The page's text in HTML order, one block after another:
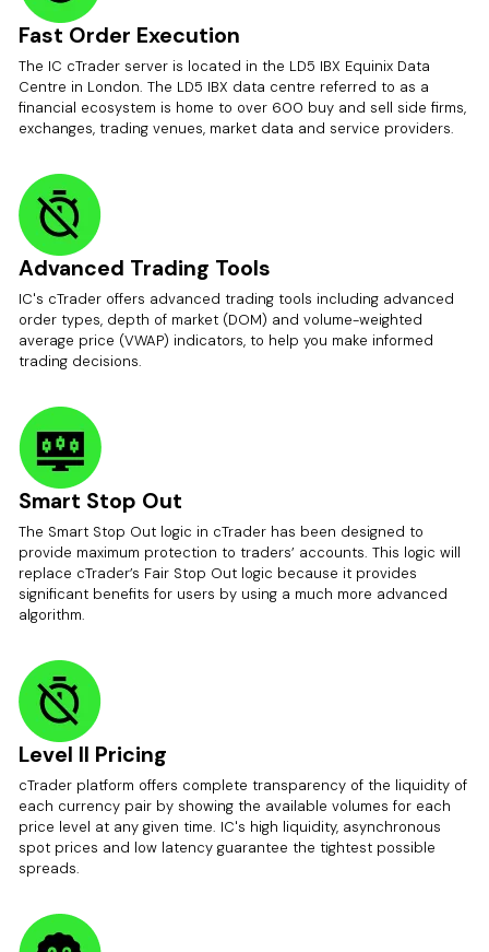
Fast Order Execution
The IC cTrader server is located in the LD5 IBX Equinix Data
Centre in London. The LD5 IBX data centre referred to as a
financial ecosystem is home to over 600 buy and sell side firms,
exchanges, trading venues, market data and service providers.
Advanced Trading Tools
IC's cTrader offers advanced trading tools including advanced
order types, depth of market (DOM) and volume-weighted
average price (VWAP) indicators, to help you make informed
trading decisions.
Smart Stop Out
The Smart Stop Out logic in cTrader has been designed to
provide maximum protection to traders’ accounts. This logic will
replace cTrader’s Fair Stop Out logic because it provides
significant benefits for users by using a much more advanced
algorithm.
Level II Pricing
cTrader platform offers complete transparency of the liquidity of
each currency pair by showing the available volumes for each
price level at any given time. IC's high liquidity, asynchronous
spot prices and low latency guarantee the tightest possible
spreads.